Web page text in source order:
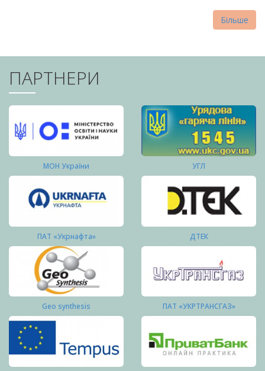
Більше
ПАРТНЕРИ
МОН України УГЛ
ПАТ «Укрнафта» ДТЕК
Geo synthesis ПАТ «УКРТРАНСГАЗ»